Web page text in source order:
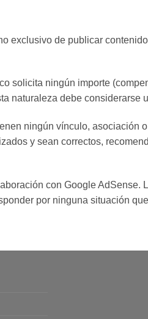
exclusivo de publicar
solicita ningún importe
naturaleza debe considerarse
ningún vínculo, asociación
y sean correctos,
con Google AdSense.
por ninguna situación